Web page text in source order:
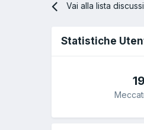
Vai alla lista
Statistiche